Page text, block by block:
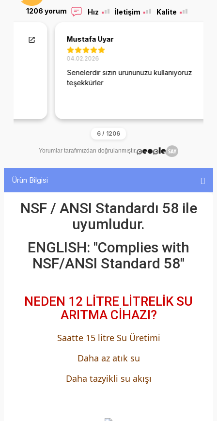
1206 yorum Hız İletişim Kalite
Mustafa Uyar
Senelerdir sizin ürününüzü kullanıyoruz
Yorumlar tarafımızdan doğrulanmıştır.
Ürün Bilgisi
NSF / ANSI Standardı 58 ile
uyumludur.
ENGLISH: "Complies with
NSF/ANSI Standard 58"
NEDEN 12 LİTRE LİTRELİK SU
ARITMA CİHAZI?
Saatte 15 litre Su Üretimi
Daha az atık su
Daha tazyikli su akışı